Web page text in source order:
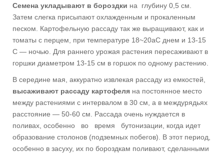
Семена укладывают в бороздки на глубину 0,5 см.
Затем слегка присыпают охлажденным и прокаленным
песком. Картофельную рассаду так же выращивают, как и
томаты с перцем, при температуре 18~20аС днем и 13-15
С — ночью. Для раннего урожая растения пересаживают в
горшки диаметром 13-15 см в горшок по одному растению.
В середине мая, аккуратно извлекая рассаду из емкостей,
высаживают рассаду картофеля на постоянное место
между растениями с интервалом в 30 см, а в междурядьях
расстояние — 50-60 см. Рассада очень нуждается в
поливах, особенно во время бутонизации, когда идет
образование столонов (подземных побегов). В этот период,
особенно в засуху, их по бороздкам поливают, сделанными